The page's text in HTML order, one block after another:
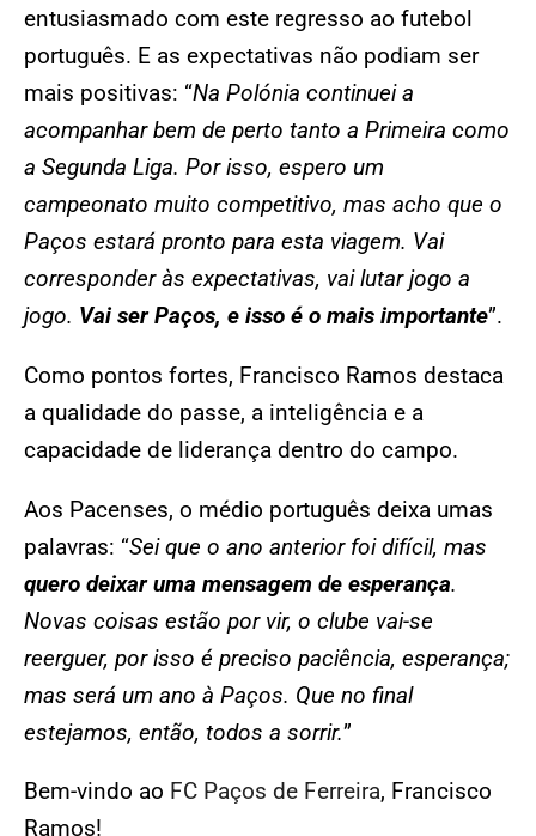
entusiasmado com este regresso ao futebol
português. E as expectativas não podiam ser
mais positivas: “Na Polónia continuei a
acompanhar bem de perto tanto a Primeira como
a Segunda Liga. Por isso, espero um
campeonato muito competitivo, mas acho que o
Paços estará pronto para esta viagem. Vai
corresponder às expectativas, vai lutar jogo a
jogo. Vai ser Paços, e isso é o mais importante”.
Como pontos fortes, Francisco Ramos destaca
a qualidade do passe, a inteligência e a
capacidade de liderança dentro do campo.
Aos Pacenses, o médio português deixa umas
palavras: “Sei que o ano anterior foi difícil, mas
quero deixar uma mensagem de esperança.
Novas coisas estão por vir, o clube vai-se
reerguer, por isso é preciso paciência, esperança;
mas será um ano à Paços. Que no final
estejamos, então, todos a sorrir.”
Bem-vindo ao FC Paços de Ferreira, Francisco
Ramos!